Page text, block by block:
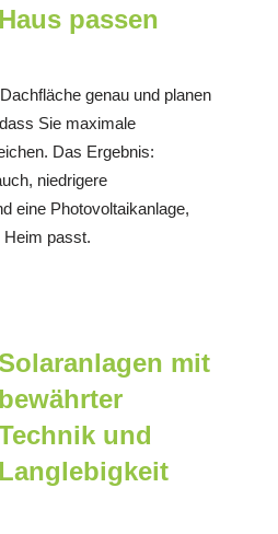
Haus passen
genau und planen
Sie maximale
Das Ergebnis:
niedrigere
eine Photovoltaikanlage,
passt.
Solaranlagen mit
bewährter
und
Langlebigkeit